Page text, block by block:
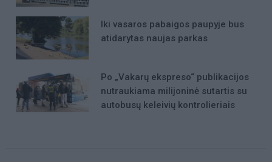
Iki vasaros pabaigos paupyje bus
atidarytas naujas parkas
Po „Vakarų ekspreso“ publikacijos
nutraukiama milijoninė sutartis su
autobusų keleivių kontrolieriais